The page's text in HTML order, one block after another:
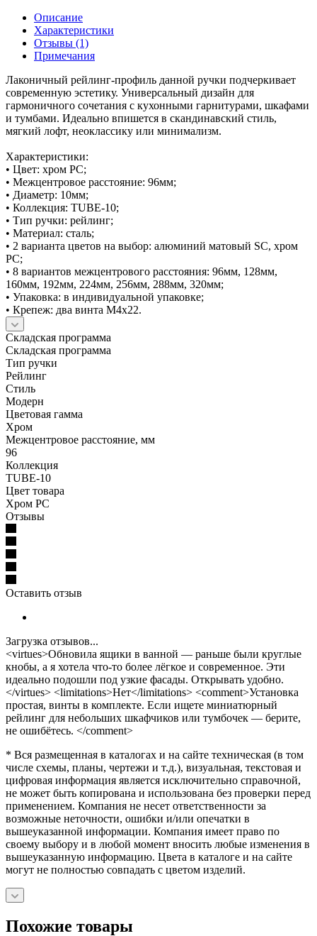
Описание
Характеристики
Отзывы (1)
Примечания
Лаконичный рейлинг-профиль данной ручки подчеркивает
современную эстетику. Универсальный дизайн для
гармоничного сочетания с кухонными гарнитурами, шкафами
и тумбами. Идеально впишется в скандинавский стиль,
мягкий лофт, неоклассику или минимализм.
Характеристики:
• Цвет: хром PC;
• Межцентровое расстояние: 96мм;
• Диаметр: 10мм;
• Коллекция: TUBE-10;
• Тип ручки: рейлинг;
• Материал: сталь;
• 2 варианта цветов на выбор: алюминий матовый SC, хром
PC;
• 8 вариантов межцентрового расстояния: 96мм, 128мм,
160мм, 192мм, 224мм, 256мм, 288мм, 320мм;
• Упаковка: в индивидуальной упаковке;
• Крепеж: два винта М4х22.
Складская программа
Складская программа
Тип ручки
Рейлинг
Стиль
Модерн
Цветовая гамма
Хром
Межцентровое расстояние, мм
96
Коллекция
TUBE-10
Цвет товара
Хром PC
Отзывы
Оставить отзыв
Загрузка отзывов...
<virtues>Обновила ящики в ванной — раньше были круглые
кнобы, а я хотела что‑то более лёгкое и современное. Эти
идеально подошли под узкие фасады. Открывать удобно.
</virtues> <limitations>Нет</limitations> <comment>Установка
простая, винты в комплекте. Если ищете миниатюрный
рейлинг для небольших шкафчиков или тумбочек — берите,
не ошибётесь. </comment>
* Вся размещенная в каталогах и на сайте техническая (в том
числе схемы, планы, чертежи и т.д.), визуальная, текстовая и
цифровая информация является исключительно справочной,
не может быть копирована и использована без проверки перед
применением. Компания не несет ответственности за
возможные неточности, ошибки и/или опечатки в
вышеуказанной информации. Компания имеет право по
своему выбору и в любой момент вносить любые изменения в
вышеуказанную информацию. Цвета в каталоге и на сайте
могут не полностью совпадать с цветом изделий.
Похожие товары